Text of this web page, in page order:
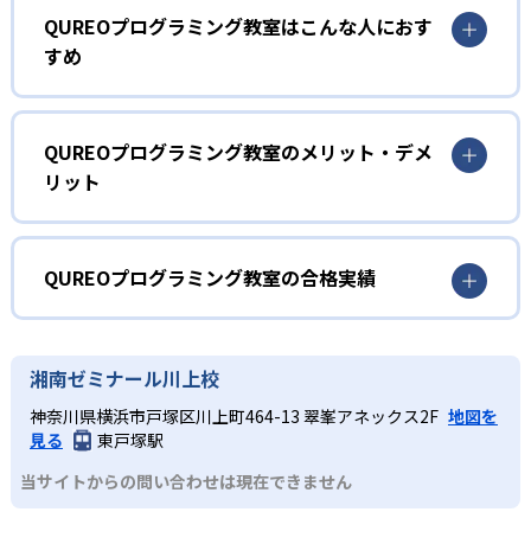
マンガ出版もされたストーリーのある教材
QUREOプログラミング教室の教材にはストーリーがあり、
これを題材にしたマンガ『キュレオ プログラミングチャレ
ンジャーズ!』が小学館「コロコロイチバン!」で連載されて
いる。ストーリーは「キャラクターと一緒にバグを倒す旅
に出る」内容で、子どもが夢中になって学ぶことが可能
だ。楽しく学びながら、自然にプログラミングの基本を理
解できる。
2
IT企業サイバーエージェントグループ運営の小学生向けプ
ログラミングスクール「Tech Kids School」が監修した、
大学入試までを見据えた本格的なカリキュラム。一人ひと
りの学習進捗や成績をリアルタイムで取得して把握するこ
とで、自分から質問をすることが苦手な子であっても取り
こぼさずに指導を行う。
QUREOプログラミング教室はこんな人におす
すめ
小学生
プログラミングを初めて学ぶ子ども
まずは導入として、教育版マインクラフトの世界を探検し
ながらプログラミングの基礎概念を体感的に学ぶ。その
後、オリジナル教材による400種類以上の本格的なゲーム作
りを通して、プログラミングの基礎を網羅的に習得してい
く。教材にはマンガ出版もされた本格的なストーリーがあ
り、サポートしてくれるガイドキャラクターの存在や、学
ーム作りに挑戦できるようになるシステムなど、子どもが
ながら学習を進めることが可能だ。
大学入試やその先を見据えて本格的なプログラミン
QUREOプログラミング教室のメリット・デメ
リット
どんなメリットがある?
QUREOプログラミング教室は、ゲーム感覚で学べるストー
リー性の高い教材によって子どもの興味を引き出す。個別
最適化されたカリキュラムと対話形式のガイドで理解度に
合わせた学習が可能であるため、飽きずに長期的な学習が
続けやすい。また、2025年導入の大学入学共通テスト「情
報」科目に対応した内容で、中学・高校での学びや将来の
進路選択に役立つ実践的スキルを養成できる。無料体験授
業が実施されており、プログラミングが初めてでも気軽に
体験ができる点も大きなメリットだ。
QUREOプログラミング教室の合格実績
QUREOプログラミング教室は合格実績を公式サイトで公開
していない。
湘南ゼミナール川上校
神奈川県横浜市戸塚区川上町464-13 翠峯アネックス2F 地図を
見る
東戸塚駅
当サイトからの問い合わせは現在できません